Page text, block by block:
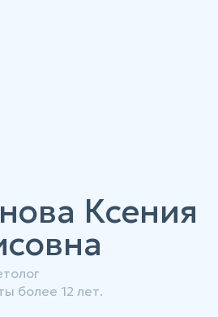
Ксения
более 12 лет.